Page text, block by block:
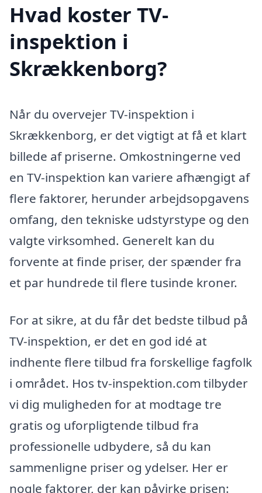
Hvad koster TV-
inspektion i
Skrækkenborg?
Når du overvejer TV-inspektion i
Skrækkenborg, er det vigtigt at få et klart
billede af priserne. Omkostningerne ved
en TV-inspektion kan variere afhængigt af
flere faktorer, herunder arbejdsopgavens
omfang, den tekniske udstyrstype og den
valgte virksomhed. Generelt kan du
forvente at finde priser, der spænder fra
et par hundrede til flere tusinde kroner.
For at sikre, at du får det bedste tilbud på
TV-inspektion, er det en god idé at
indhente flere tilbud fra forskellige fagfolk
i området. Hos tv-inspektion.com tilbyder
vi dig muligheden for at modtage tre
gratis og uforpligtende tilbud fra
professionelle udbydere, så du kan
sammenligne priser og ydelser. Her er
nogle faktorer, der kan påvirke prisen: